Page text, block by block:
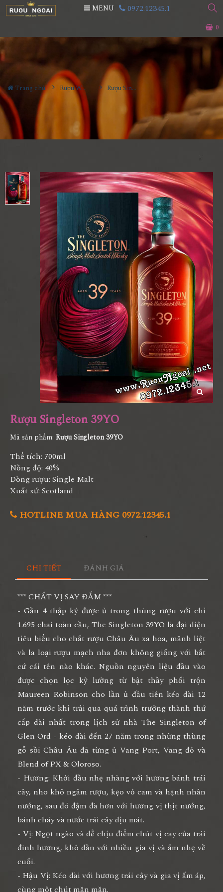
0
MENU 0972.12345.1
Trang chủ Rượu Whisky Rượu Singleton 39YO
Rượu Singleton 39YO
Mã sản phẩm: Rượu Singleton 39YO
Thể tích: 700ml
Nồng độ: 40%
Dòng rượu: Single Malt
Xuất xứ: Scotland
HOTLINE MUA HÀNG 0972.12345.1
CHI TIẾT ĐÁNH GIÁ
*** CHẤT VỊ SAY ĐẮM ***
- Gần 4 thập kỷ được ủ trong thùng rượu với chỉ
1.695 chai toàn cầu, The Singleton 39YO là đại diện
tiêu biểu cho chất rượu Châu Âu xa hoa, mãnh liệt
và la loại rượu mạch nha đơn không giống với bất
cứ cái tên nào khác. Nguồn nguyên liệu đầu vào
được chọn lọc kỹ lưỡng từ bật thầy phối trộn
Maureen Robinson cho lần ủ đầu tiên kéo dài 12
năm trước khi trải qua quá trình trưởng thành thứ
cấp dài nhất trong lịch sử nhà The Singleton of
Glen Ord - kéo dài đến 27 năm trong những thùng
gỗ sồi Châu Âu đã từng ủ Vang Port, Vang đỏ và
Blend of PX & Oloroso.
- Hương: Khởi đầu nhẹ nhàng với hương bánh trái
cây, nho khô ngâm rượu, kẹo vỏ cam và hạnh nhân
nướng, sau đó đậm đà hơn với hương vị thịt nướng,
bánh cháy và nước trái cây dịu mát.
- Vị: Ngọt ngào và dễ chịu điểm chút vị cay của trái
đinh hương, khô dần với nhiều gia vị và ấm nhẹ về
cuối.
- Hậu Vị: Kéo dài với hương trái cây và gia vị ấm áp,
cùng một chút mặn mặn.